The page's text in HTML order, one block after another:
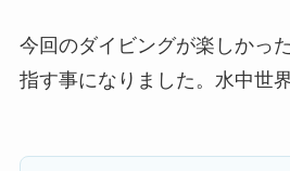
今回のダイビングが楽しかっ
指す事になりました。水中世